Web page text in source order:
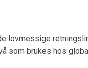
lovmessige
som brukes hos